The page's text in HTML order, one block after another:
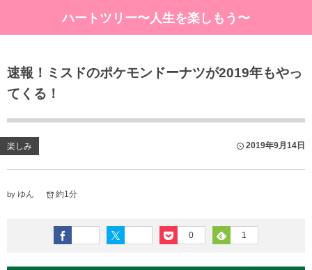
ハートツリー〜人生を楽しもう〜
速報！ミスドのポケモンドーナツが2019年もやっ
てくる！
楽しみ 2019年9月14日
by ゆん 約1分
0 1